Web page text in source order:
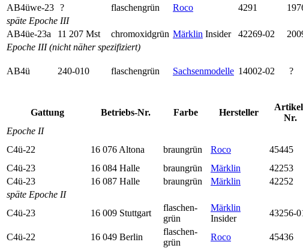
AB4üwe-23 ? flaschen­grün Roco 4291
späte Epoche III
AB4üe-23a
11 207 Mst chromoxid­grün Märklin Insider 42269-02
Epoche III (nicht näher spezifiziert)
AB4ü 240-010 flaschen­grün Sachsen­modelle 14002-02 ?
Gattung
Betriebs-Nr. Farbe Her­steller
Nr.
Epoche II
C4ü-22
16 076 Altona braungrün Roco 45445
C4ü-23
16 084 Halle braungrün Märklin 42253
C4ü-23
16 087 Halle braungrün Märklin 42252
späte Epoche II
C4ü-23
16 009 Stuttgart
flaschen­
grün
Märklin
Insider
43256-
C4ü-22 16 049 Berlin
flaschen­
grün
Roco 45436